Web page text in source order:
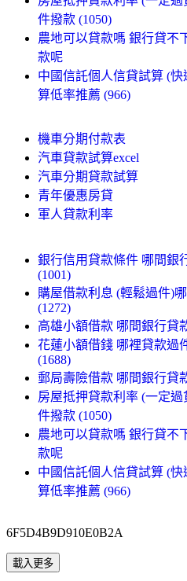
件撥款 (1050)
農地可以貸款嗎 銀行貸不
款呢
中國信託個人信貸試算 (
算低率推薦 (966)
機車分期付款表
汽車貸款試算excel
汽車分期貸款試算
青年優惠房貸
軍人貸款利率
銀行信用貸款條件 哪間銀
(1001)
購屋借款利息 (輕鬆過件)
(1272)
高雄小額借款 哪間銀行貸
花蓮小額借錢 哪裡貸款過
(1688)
郵局壽險借款 哪間銀行貸
房屋抵押貸款利率 (一定
件撥款 (1050)
農地可以貸款嗎 銀行貸不
款呢
中國信託個人信貸試算 (
算低率推薦 (966)
6F5D4B9D910E0B2A
載入更多